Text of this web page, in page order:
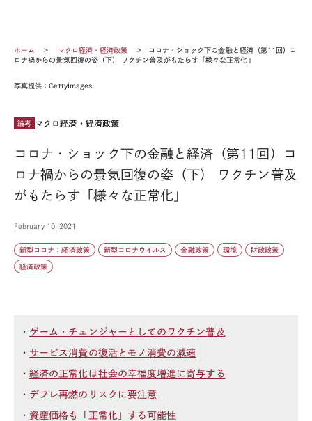
ホーム マクロ経済・経済政策
コロナ・ショック下の金融と経済（第11回）コ
ロナ禍からの景気回復の姿（下） ワクチン普及がもたらす「様々な正常化」
写真提供：GettyImages
論考 マクロ経済・経済政策
コロナ・ショック下の金融と経済（第11回）コ
ロナ禍からの景気回復の姿（下） ワクチン普及
がもたらす「様々な正常化」
February 10, 2021
新型コロナ：経済政策 新型コロナウイルス 金融政策 環境 財政政策
経済政策
・ ゲーム・チェンジャーとしてのワクチン普及
・サービス消費の復活とモノ消費の減速
・経済の正常化は社会の幸福度増進に寄与する
・ デフレ再燃のリスクに要注意
・資産価格も「正常化」する可能性